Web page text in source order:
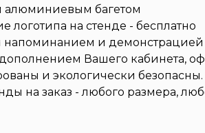
алюминиевым багетом
логотипа на стенде - бесплатно
напоминанием и
Вашего кабинета,
и экологически безопасны.
на заказ - любого размера,